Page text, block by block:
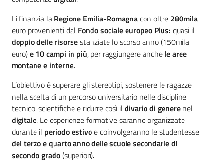
Li finanzia la Regione Emilia-Romagnacon oltre 280mila
euro provenienti dal Fondo sociale europeo Plus: quasi il
doppio delle risorsestanziate lo scorso anno (150mila
euro)e 10 campi in più, per raggiungere anche le aree
montane e interne.
L’obiettivo è superare gli stereotipi, sostenere le ragazze
nella scelta di un percorso universitario nelle discipline
tecnico-scientifiche e ridurre così il divario di genere nel
digitale. Le esperienze formative saranno organizzate
durante il periodo estivoe coinvolgeranno le studentesse
del terzo e quarto anno delle scuole secondarie di
secondo grado(superiori).